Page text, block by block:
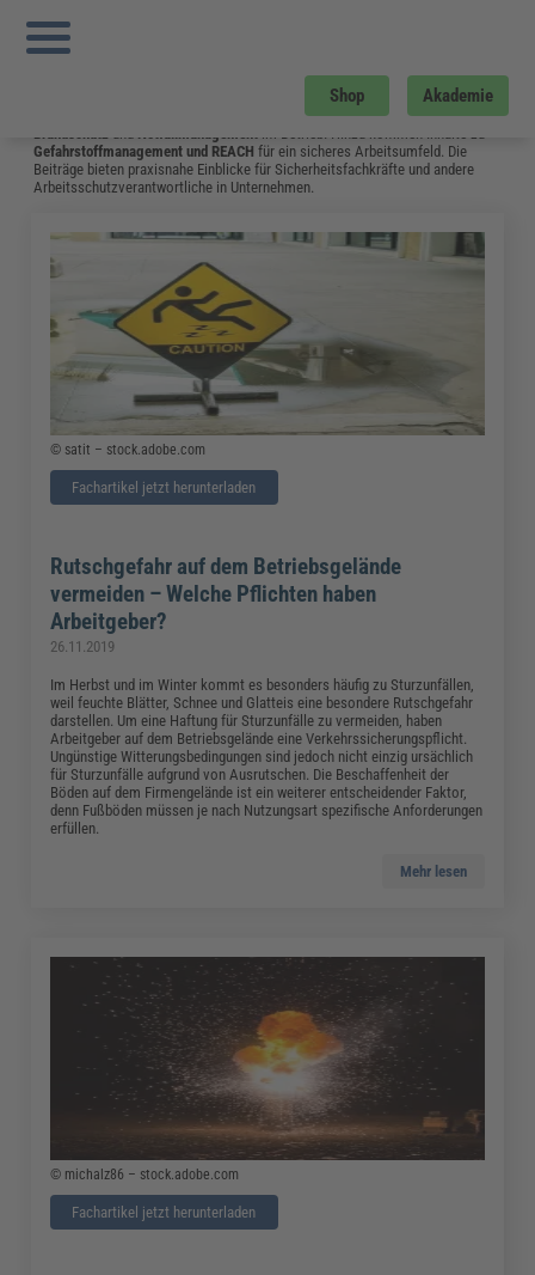
Shop Akademie
Sie sind hier:
Gegen Brände“ Erschienen – Aktueller Stand 2021
Hier gibt es aktuelles Fachwissen zu Themen wieArbeitssicherheit,
Gefahrstoffmanagementund REACH für ein sicheres Arbeitsumfeld. Die
Beiträge bieten praxisnahe Einblicke für Sicherheitsfachkräfte und andere
Arbeitsschutzverantwortliche in Unternehmen.
© satit – stock.adobe.com
Fachartikel jetzt herunterladen
Rutschgefahr auf dem Betriebsgelände
vermeiden – Welche Pflichten haben
Arbeitgeber?
26.11.2019
Im Herbst und im Winter kommt es besonders häufig zu Sturzunfällen,
weil feuchte Blätter, Schnee und Glatteis eine besondere Rutschgefahr
darstellen. Um eine Haftung für Sturzunfälle zu vermeiden, haben
Arbeitgeber auf dem Betriebsgelände eine Verkehrssicherungspflicht.
Ungünstige Witterungsbedingungen sind jedoch nicht einzig ursächlich
für Sturzunfälle aufgrund von Ausrutschen. Die Beschaffenheit der
Böden auf dem Firmengelände ist ein weiterer entscheidender Faktor,
denn Fußböden müssen je nach Nutzungsart spezifische Anforderungen
erfüllen.
Mehr lesen
© michalz86 – stock.adobe.com
Fachartikel jetzt herunterladen